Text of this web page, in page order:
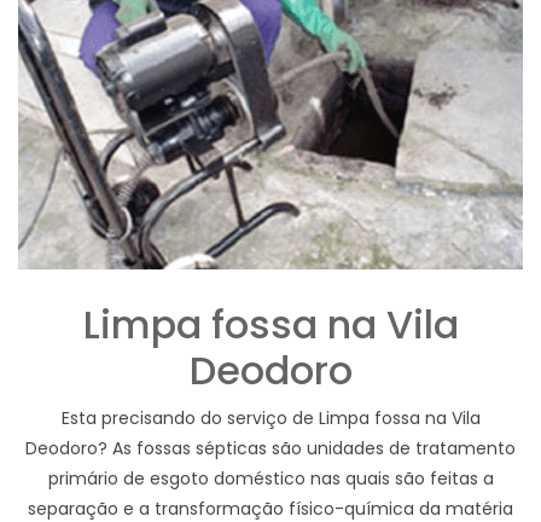
Limpa fossa na Vila
Deodoro
Esta precisando do serviço de Limpa fossa na Vila
Deodoro? As fossas sépticas são unidades de tratamento
primário de esgoto doméstico nas quais são feitas a
separação e a transformação físico-química da matéria